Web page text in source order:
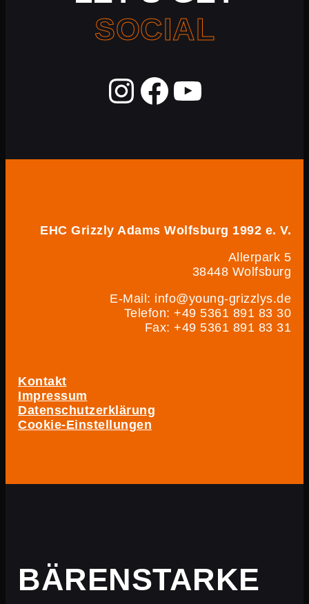
SOCIAL
EHC Grizzly Adams Wolfsburg 1992 e. V.
Allerpark 5
38448 Wolfsburg
E-Mail: info@young-grizzlys.de
Telefon: +49 5361 891 83 30
Fax: +49 5361 891 83 31
Kontakt
Impressum
Datenschutzerklärung
Cookie-Einstellungen
BÄRENSTARKE